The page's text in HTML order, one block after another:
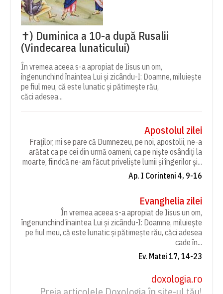
✝) Duminica a 10-a după Rusalii
(Vindecarea lunaticului)
În vremea aceea s-a apropiat de Iisus un om,
îngenunchind înaintea Lui și zicându-I: Doamne, miluiește
pe fiul meu, că este lunatic și pătimește rău,
căci adesea...
Apostolul zilei
Fraților, mi se pare că Dumnezeu, pe noi, apostolii, ne-a
arătat ca pe cei din urmă oameni, ca pe niște osândiți la
moarte, fiindcă ne-am făcut priveliște lumii și îngerilor și...
Ap. I Corinteni 4, 9-16
Evanghelia zilei
În vremea aceea s-a apropiat de Iisus un om,
îngenunchind înaintea Lui și zicându-I: Doamne, miluiește
pe fiul meu, că este lunatic și pătimește rău, căci adesea
cade în...
Ev. Matei 17, 14-23
doxologia.ro